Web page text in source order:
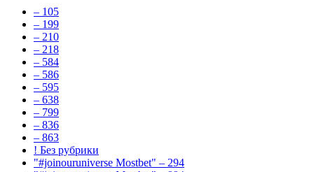
– 105
– 199
– 210
– 218
– 584
– 586
– 595
– 638
– 799
– 836
– 863
! Без рубрики
"#joinouruniverse Mostbet" – 294